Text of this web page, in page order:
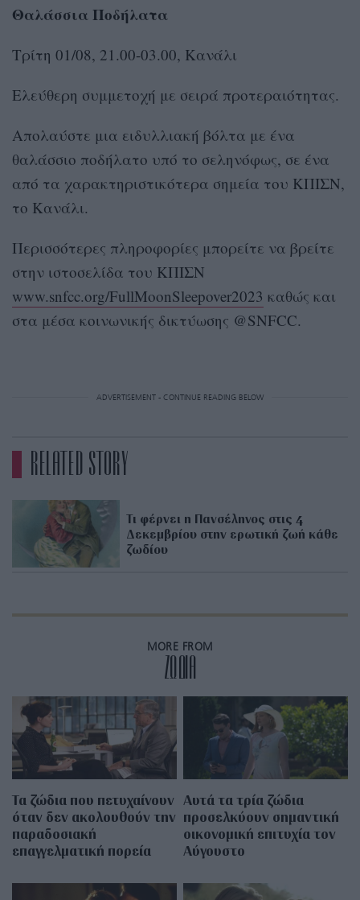
Θαλάσσια Ποδήλατα
Τρίτη 01/08, 21.00-03.00, Κανάλι
Ελεύθερη συμμετοχή με σειρά προτεραιότητας.
Απολαύστε μια ειδυλλιακή βόλτα με ένα
θαλάσσιο ποδήλατο υπό το σεληνόφως, σε ένα
από τα χαρακτηριστικότερα σημεία του ΚΠΙΣΝ,
το Κανάλι.
Περισσότερες πληροφορίες μπορείτε να βρείτε
στην ιστοσελίδα του ΚΠΙΣΝ
www.snfcc.org/FullMoonSleepover2023 καθώς και
στα μέσα κοινωνικής δικτύωσης @SNFCC.
ADVERTISEMENT - CONTINUE READING BELOW
RELATED STORY
Τι φέρνει η Πανσέληνος στις 4
Δεκεμβρίου στην ερωτική ζωή κάθε
ζωδίου
MORE FROM
ZΩΔΙΑ
Τα ζώδια που πετυχαίνουν
όταν δεν ακολουθούν την
παραδοσιακή
επαγγελματική πορεία
Αυτά τα τρία ζώδια
προσελκύουν σημαντική
οικονομική επιτυχία τον
Αύγουστο